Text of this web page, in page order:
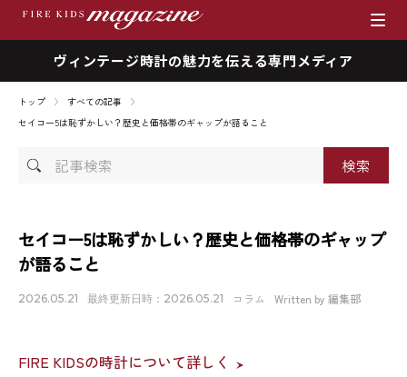
ヴィンテージ時計の魅力を伝える専門メディア
ブランド
商品一覧
時計を売りたい方へ
店舗情報
採用情報
トップ
すべての記事
セイコー5は恥ずかしい？歴史と価格帯のギャップが語ること
記
セイコー5は恥ずかしい？歴史と価格帯のギャップ
が語ること
2026.05.21 最終更新日時：2026.05.21 コラム Written by 編集部
FIRE KIDSの時計について詳しく